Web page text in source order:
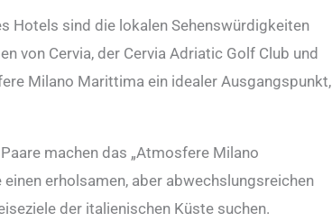
Hotels sind die lokalen Sehenswürdigkeiten
von Cervia, der Cervia Adriatic Golf Club und
Milano Marittima ein idealer Ausgangspunkt,
machen das „Atmosfere Milano
erholsamen, aber abwechslungsreichen
der italienischen Küste suchen.